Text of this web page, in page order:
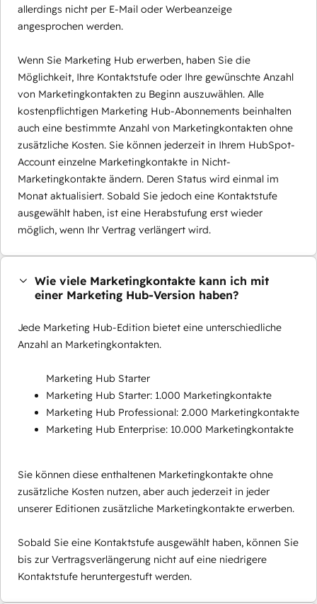
allerdings nicht per E-Mail oder Werbeanzeige
angesprochen werden.
Wenn Sie Marketing Hub erwerben, haben Sie die
Möglichkeit, Ihre Kontaktstufe oder Ihre gewünschte Anzahl
von Marketingkontakten zu Beginn auszuwählen. Alle
kostenpflichtigen Marketing Hub-Abonnements beinhalten
auch eine bestimmte Anzahl von Marketingkontakten ohne
zusätzliche Kosten. Sie können jederzeit in Ihrem HubSpot-
Account einzelne Marketingkontakte in Nicht-
Marketingkontakte ändern. Deren Status wird einmal im
Monat aktualisiert. Sobald Sie jedoch eine Kontaktstufe
ausgewählt haben, ist eine Herabstufung erst wieder
möglich, wenn Ihr Vertrag verlängert wird.
Wie viele Marketingkontakte kann ich mit
einer Marketing Hub-Version haben?
Jede Marketing Hub-Edition bietet eine unterschiedliche
Anzahl an Marketingkontakten.
Marketing Hub Starter
Marketing Hub Starter: 1.000 Marketingkontakte
Marketing Hub Professional: 2.000 Marketingkontakte
Marketing Hub Enterprise: 10.000 Marketingkontakte
Sie können diese enthaltenen Marketingkontakte ohne
zusätzliche Kosten nutzen, aber auch jederzeit in jeder
unserer Editionen zusätzliche Marketingkontakte erwerben.
Sobald Sie eine Kontaktstufe ausgewählt haben, können Sie
bis zur Vertragsverlängerung nicht auf eine niedrigere
Kontaktstufe heruntergestuft werden.